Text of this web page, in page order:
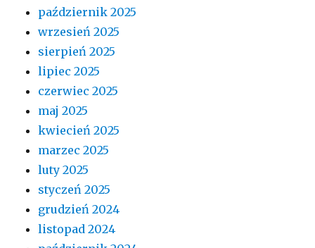
październik 2025
wrzesień 2025
sierpień 2025
lipiec 2025
czerwiec 2025
maj 2025
kwiecień 2025
marzec 2025
luty 2025
styczeń 2025
grudzień 2024
listopad 2024